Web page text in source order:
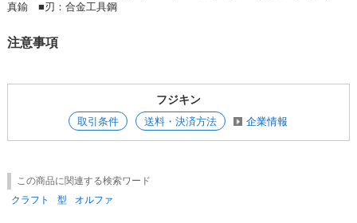
真鍮 ■刃：合金工具鋼
注意事項
フジキン
取引条件 送料・決済方法 企業情報
この商品に関連する検索ワード
クラフト
型 オルファ